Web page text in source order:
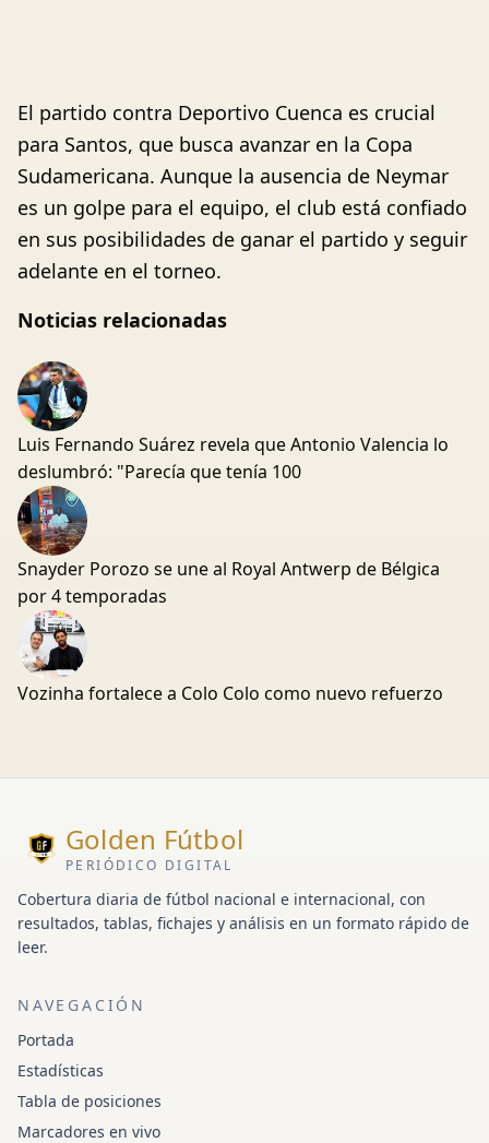
El partido contra Deportivo Cuenca es crucial
para Santos, que busca avanzar en la Copa
Sudamericana. Aunque la ausencia de Neymar
es un golpe para el equipo, el club está confiado
en sus posibilidades de ganar el partido y seguir
adelante en el torneo.
Noticias relacionadas
Luis Fernando Suárez revela que Antonio Valencia lo
deslumbró: "Parecía que tenía 100
Snayder Porozo se une al Royal Antwerp de Bélgica
por 4 temporadas
Vozinha fortalece a Colo Colo como nuevo refuerzo
Golden Fútbol
PERIÓDICO DIGITAL
Cobertura diaria de fútbol nacional e internacional, con
resultados, tablas, fichajes y análisis en un formato rápido de
leer.
NAVEGACIÓN
Portada
Estadísticas
Tabla de posiciones
Marcadores en vivo